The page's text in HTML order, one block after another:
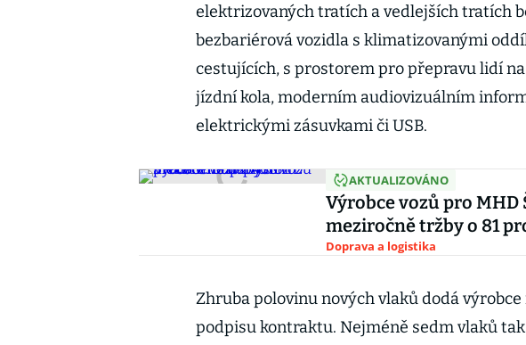
elektrizovaných tratích a vedlejších tratích
bezbariérová vozidla s klimatizovanými
cestujících, s prostorem pro přepravu lidí
jízdní kola, moderním audiovizuálním
elektrickými zásuvkami či USB.
AKTUALIZOVÁNO
Výrobce vozů pro MHD
meziročně tržby o 81
Doprava a logistika
Zhruba polovinu nových vlaků dodá
podpisu kontraktu. Nejméně sedm vlaků